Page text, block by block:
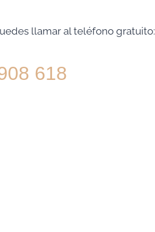
llamar al teléfono gratuito:
618